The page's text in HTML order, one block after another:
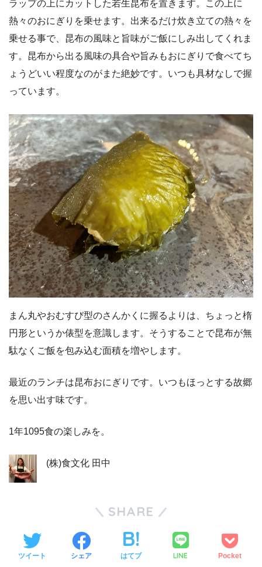
ラップの上にカットした若生昆布を置きます。この上に
熱々のおにぎりを乗せます。出来るだけ炊き立ての熱々を
乗せる事で、昆布の風味と旨味がご飯にしみ出してくれま
す。昆布から出る風味の具合や旨みもおにぎりで食べてち
ょうどいい程度なのがまた絶妙です。いつも具材なしで握
っています。
まん丸やおむすび型のさんかくに握るよりは、ちょっと楕
円形というか俵型を意識します。そうすることで昆布が無
駄なくご飯を包み込む面積を増やします。
最近のランチは昆布おにぎりです。いつもほっとする故郷
を思い出す味です。
1年1095食の楽しみを。
(株)食文化 田中
SHARE
ツイート シェア はてブ LINE Pocket